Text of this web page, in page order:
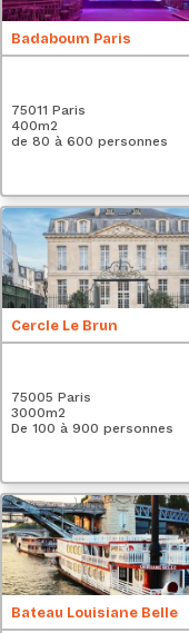
Badaboum Paris
75011 Paris
400m2
de 80 à 600 personnes
Cercle Le Brun
75005 Paris
3000m2
De 100 à 900 personnes
Bateau Louisiane Belle